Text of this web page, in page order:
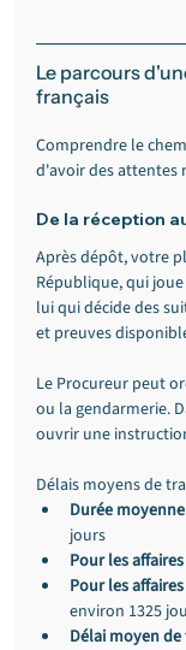
Le parcours
français
Comprendre le
d'avoir des attentes
De la réception
Après dépôt, votre
République, qui
lui qui décide des
et preuves
Le Procureur peut
ou la gendarmerie.
ouvrir une
Délais moyens de
Durée
jours
Pour les
Pour les
environ 1325
Délai moyen